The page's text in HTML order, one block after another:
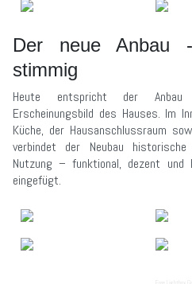
Der neue Anbau
stimmig
Heute entspricht der
Erscheinungsbild des Hauses. Im
Küche, der Hausanschlussraum
verbindet der Neubau
Nutzung – funktional, dezent und
eingefügt.
Free Lightbox